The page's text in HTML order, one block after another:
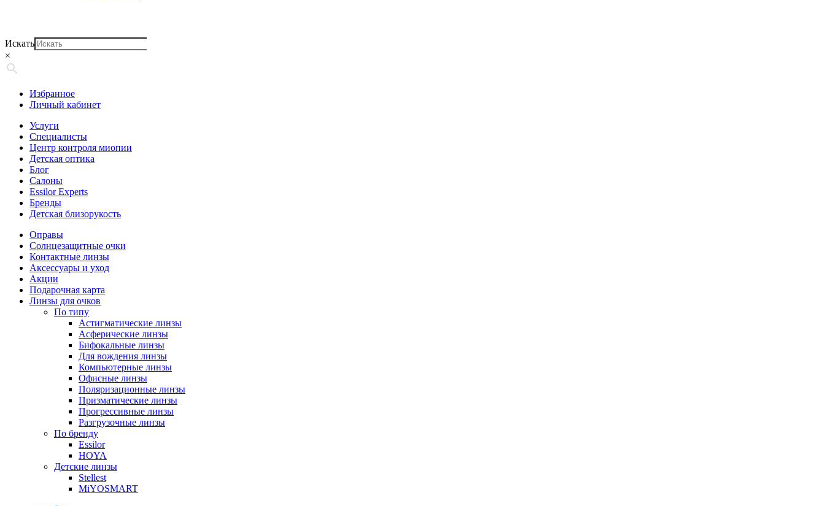
Искать
×
Избранное
Личный кабинет
Услуги
Специалисты
Центр контроля миопии
Детская оптика
Блог
Салоны
Essilor Experts
Бренды
Детская близорукость
Оправы
Солнцезащитные очки
Контактные линзы
Аксессуары и уход
Акции
Подарочная карта
Линзы для очков
По типу
Астигматические линзы
Асферические линзы
Бифокальные линзы
Для вождения линзы
Компьютерные линзы
Офисные линзы
Поляризационные линзы
Призматические линзы
Прогрессивные линзы
Разгрузочные линзы
По бренду
Essilor
HOYA
Детские линзы
Stellest
MiYOSMART